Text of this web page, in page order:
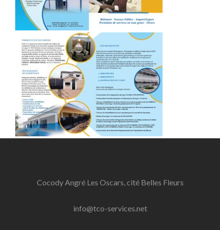
Cocody Angré Les Oscars, cité Belles Fleurs
info@tco-services.net